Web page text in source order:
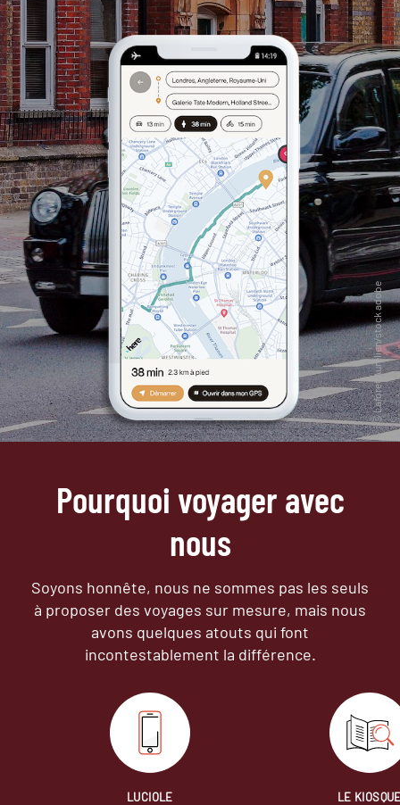
Pourquoi voyager avec
nous
Soyons honnête, nous ne sommes pas les seuls
à proposer des voyages sur mesure, mais nous
avons quelques atouts qui font
incontestablement la différence.
LUCIOLE
LE